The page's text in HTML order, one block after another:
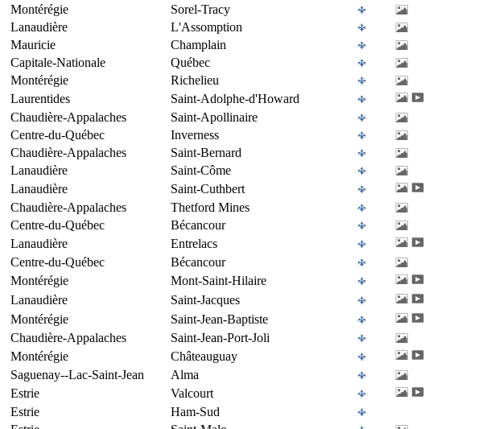
Montérégie
Sorel-Tracy
Lanaudière
L'Assomption
Mauricie
Champlain
Capitale-Nationale
Québec
Montérégie
Richelieu
Laurentides
Saint-Adolphe-d'Howard
Chaudière-Appalaches
Saint-Apollinaire
Centre-du-Québec
Inverness
Chaudière-Appalaches
Saint-Bernard
Lanaudière
Saint-Côme
Lanaudière
Saint-Cuthbert
Chaudière-Appalaches
Thetford Mines
Centre-du-Québec
Bécancour
Lanaudière
Entrelacs
Centre-du-Québec
Bécancour
Montérégie
Mont-Saint-Hilaire
Lanaudière
Saint-Jacques
Montérégie
Saint-Jean-Baptiste
Chaudière-Appalaches
Saint-Jean-Port-Joli
Montérégie
Châteauguay
Saguenay--Lac-Saint-Jean
Alma
Estrie
Valcourt
Estrie
Ham-Sud